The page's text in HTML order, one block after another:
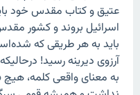
عتیق و کتاب مقدس خود
اسرائیل بروند و کشور
باید به هر طریقی که
آرزوی دیرینه رسید!
به معنای واقعی کلمه، هیچ